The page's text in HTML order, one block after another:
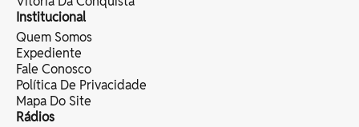
Institucional
Quem Somos
Expediente
Fale Conosco
Política De Privacidade
Mapa Do Site
Rádios